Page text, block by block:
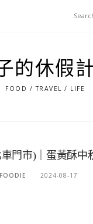
的休假
FOOD / TRAVEL / LIFE
門市)｜蛋黃酥中
2024-08-17